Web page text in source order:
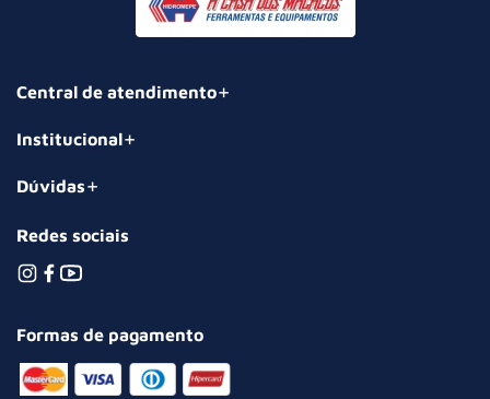
Central de atendimento
Institucional
Dúvidas
Redes sociais
Formas de pagamento